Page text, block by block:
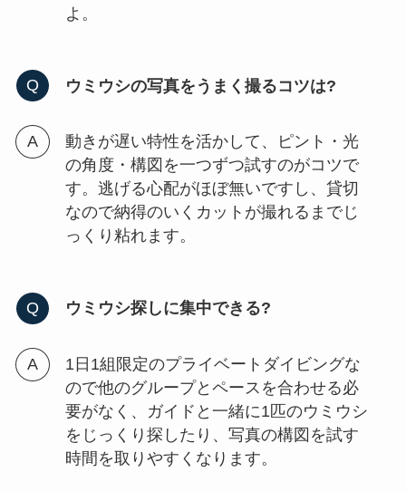
よ。
ウミウシの写真をうまく撮るコツは?
動きが遅い特性を活かして、ピント・光
の角度・構図を一つずつ試すのがコツで
す。逃げる心配がほぼ無いですし、貸切
なので納得のいくカットが撮れるまでじ
っくり粘れます。
ウミウシ探しに集中できる?
1日1組限定のプライベートダイビングな
ので他のグループとペースを合わせる必
要がなく、ガイドと一緒に1匹のウミウシ
をじっくり探したり、写真の構図を試す
時間を取りやすくなります。